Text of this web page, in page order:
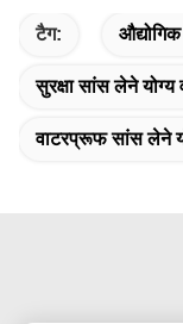
टैग:
सुरक्षा सांस लेने योग्य
वाटरप्रूफ सांस लेने